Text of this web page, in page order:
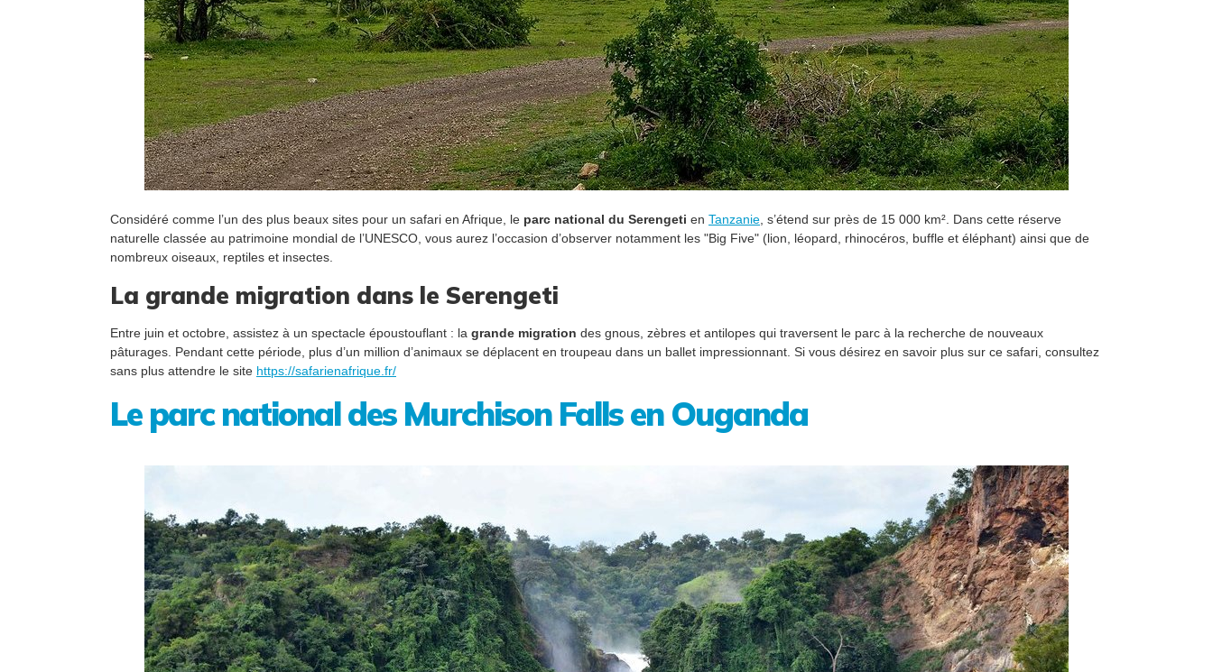
Considéré comme l’un des plus beaux sites pour un safari en Afrique, le parc national du Serengeti en Tanzanie , s’étend sur près de 15 000 km². Dans cette réserve
naturelle classée au patrimoine mondial de l’UNESCO, vous aurez l’occasion d’observer notamment les "Big Five" (lion, léopard, rhinocéros, buffle et éléphant) ainsi que de
nombreux oiseaux, reptiles et insectes.
La grande migration dans le Serengeti
Entre juin et octobre, assistez à un spectacle époustouflant : la grande migration des gnous, zèbres et antilopes qui traversent le parc à la recherche de nouveaux
pâturages. Pendant cette période, plus d’un million d’animaux se déplacent en troupeau dans un ballet impressionnant. Si vous désirez en savoir plus sur ce safari, consultez
sans plus attendre le site https://safarienafrique.fr/
Le parc national des Murchison Falls en Ouganda